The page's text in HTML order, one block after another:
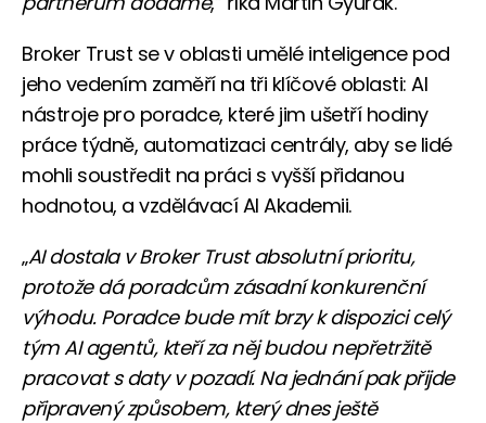
Broker Trust se v oblasti umělé inteligence pod
jeho vedením zaměří na tři klíčové oblasti: AI
nástroje pro poradce, které jim ušetří hodiny
práce týdně, automatizaci centrály, aby se lidé
mohli soustředit na práci s vyšší přidanou
hodnotou, a vzdělávací AI Akademii.
„AI dostala v Broker Trust absolutní prioritu,
protože dá poradcům zásadní konkurenční
výhodu. Poradce bude mít brzy k dispozici celý
tým AI agentů, kteří za něj budou nepřetržitě
pracovat s daty v pozadí. Na jednání pak přijde
připravený způsobem, který dnes ještě